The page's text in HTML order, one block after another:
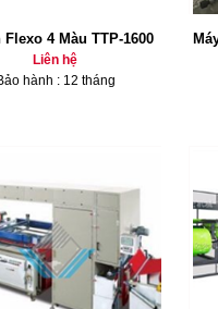
Flexo 4 Màu TTP-1600
Liên hệ
hành : 12 tháng